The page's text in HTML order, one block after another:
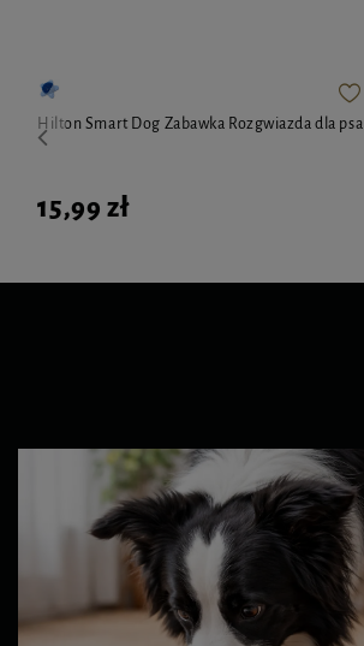
Hilton Smart Dog Zabawka Rozgwiazda dla psa
15,99 zł